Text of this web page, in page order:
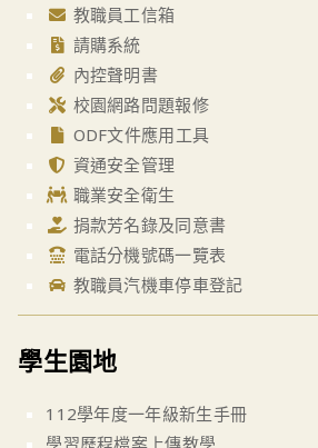
教職員工信箱
請購系統
內控聲明書
校園網路問題報修
ODF文件應用工具
資通安全管理
職業安全衛生
捐款芳名錄及同意書
電話分機號碼一覽表
教職員汽機車停車登記
學生園地
112學年度一年級新生手冊